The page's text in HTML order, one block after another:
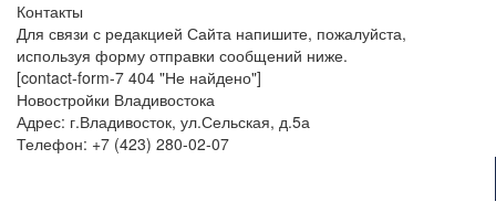
Контакты
Для связи с редакцией Сайта напишите, пожалуйста,
используя форму отправки сообщений ниже.
[contact-form-7 404 "Не найдено"]
Новостройки Владивостока
Адрес: г.Владивосток, ул.Сельская, д.5а
Телефон: +7 (423) 280-02-07